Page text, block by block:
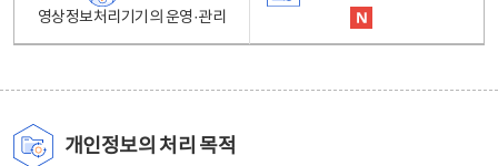
영상정보처리기기의 운영·관리
개인정보의 처리 목적